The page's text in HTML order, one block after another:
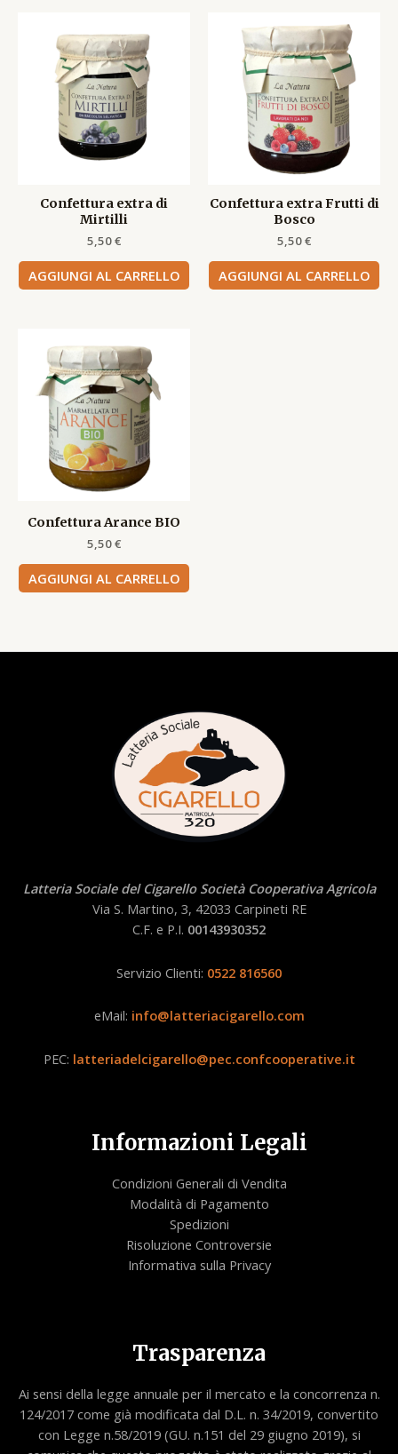
Confettura extra di
Mirtilli
5,50€
AGGIUNGI AL CARRELLO
Confettura extra Frutti di
Bosco
5,50€
AGGIUNGI AL CARRELLO
Confettura Arance BIO
5,50€
AGGIUNGI AL CARRELLO
Latteria Sociale del Cigarello Società Cooperativa Agricola
Via S. Martino, 3, 42033 Carpineti RE
C.F. e P.I. 00143930352
Servizio Clienti: 0522 816560
eMail: info@latteriacigarello.com
PEC: latteriadelcigarello@pec.confcooperative.it
Informazioni Legali
Condizioni Generali di Vendita
Modalità di Pagamento
Spedizioni
Risoluzione Controversie
Informativa sulla Privacy
Trasparenza
Ai sensi della legge annuale per il mercato e la concorrenza n.
124/2017 come già modificata dal D.L. n. 34/2019, convertito
con Legge n.58/2019 (GU. n.151 del 29 giugno 2019), si